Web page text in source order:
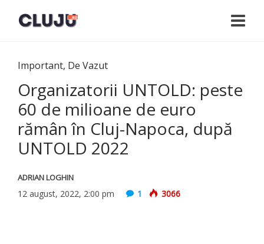
Important, De Vazut
Organizatorii UNTOLD: peste
60 de milioane de euro
rămân în Cluj-Napoca, după
UNTOLD 2022
ADRIAN LOGHIN
12 august, 2022, 2:00 pm 1 3066